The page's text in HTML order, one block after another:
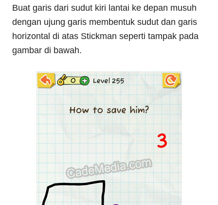
Buat garis dari sudut kiri lantai ke depan musuh
dengan ujung garis membentuk sudut dan garis
horizontal di atas Stickman seperti tampak pada
gambar di bawah.